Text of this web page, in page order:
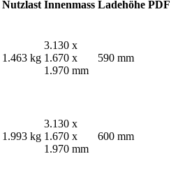
Nutzlast Innenmass Ladehöhe PDF
1.463 kg
3.130 x
1.670 x
1.970 mm
590 mm
1.993 kg
3.130 x
1.670 x
1.970 mm
600 mm